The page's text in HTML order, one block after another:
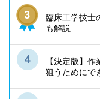
臨床工学技士
も解説
【決定版】
狙うためにで